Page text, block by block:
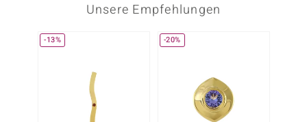
Unsere Empfehlungen
-13% -20%